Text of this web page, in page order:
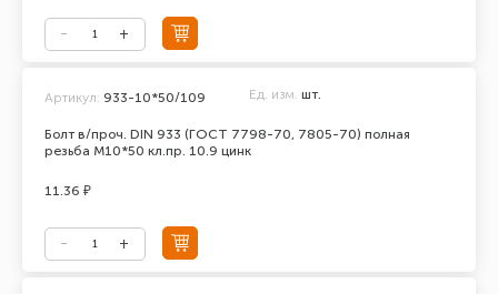
Болт в/проч. DIN 933 (ГОСТ 7798-70, 7805-70) полная
резьба М10*50 кл.пр. 10.9 цинк
Артикул: 933-10*50/109 Ед. изм. шт.
11.36 ₽